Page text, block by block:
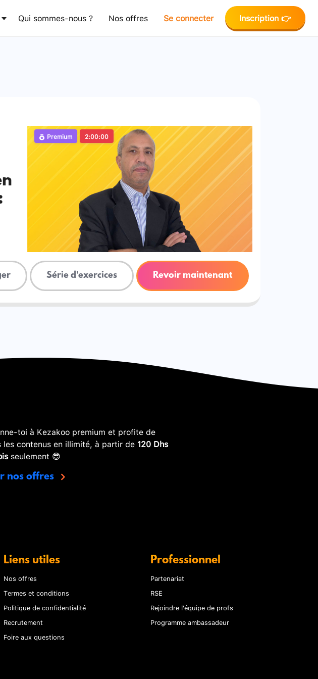
Qui sommes-nous ? Nos offres Se connecter Inscription 👉
Premium 2:00:00
Série d'exercices Revoir maintenant
toi à Kezakoo premium et profite de
les contenus en illimité, à partir de 120 Dhs
seulement 😎
nos offres
Liens utiles
Nos offres
Termes et conditions
Politique de confidentialité
Recrutement
Foire aux questions
Professionnel
Partenariat
RSE
Rejoindre l'équipe de profs
Programme ambassadeur